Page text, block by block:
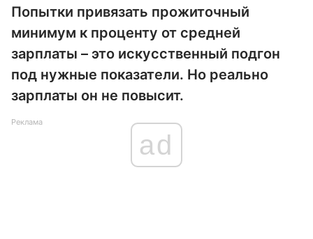
Попытки привязать прожиточный
минимум к проценту от средней
зарплаты – это искусственный подгон
под нужные показатели. Но реально
зарплаты он не повысит.
Реклама
ad